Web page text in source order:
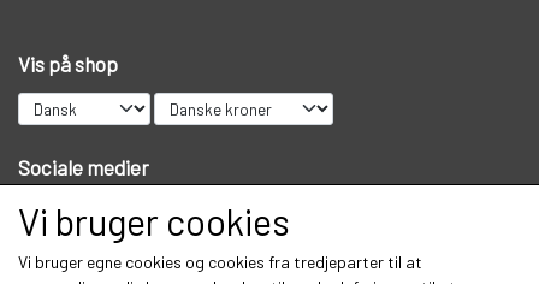
LIMITED EDITION VARER
Vis på shop
Sociale medier
Vi bruger cookies
Vi bruger egne cookies og cookies fra tredjeparter til at